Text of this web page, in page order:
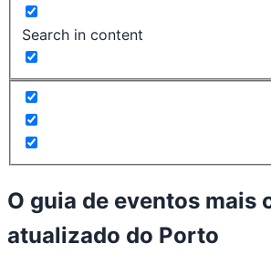
Search in content
O guia de eventos mais
atualizado do Porto